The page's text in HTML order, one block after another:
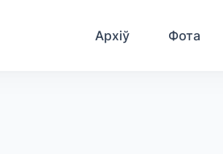
Архіў Фота